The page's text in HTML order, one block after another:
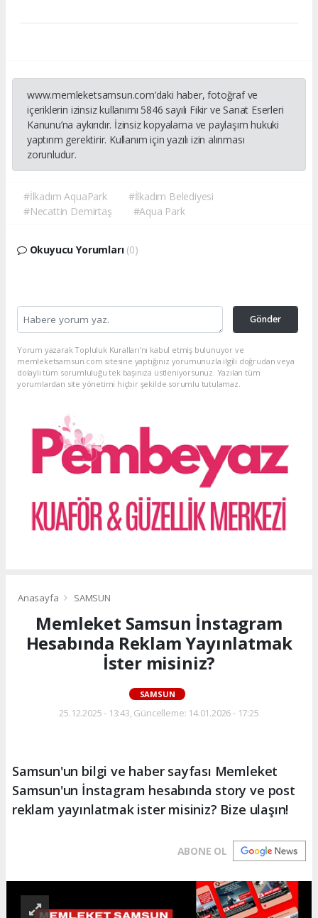
www.memleketsamsun.com’daki haber, fotoğraf ve
içeriklerin izinsiz kullanımı 5846 sayılı Fikir ve Sanat Eserleri
Kanunu’na aykırıdır. İzinsiz kopyalama ve paylaşım hukuki
yaptırım gerektirir. Kullanım için yazılı izin alınması
zorunludur.
#İlkadım AquaPark
#İlkadım Belediyesi
#Necattin Demirtaş
#Aqua Park
Okuyucu Yorumları (0)
Gönder
Yorum yazarak Topluluk Kuralları’nı kabul etmiş bulunuyor ve
memleketsamsun.com sitesine yaptığınız yorumunuzla ilgili doğrudan veya
dolaylı tüm sorumluluğu tek başınıza üstleniyorsunuz. Yazılan tüm
yorumlardan site yönetimi hiçbir şekilde sorumlu tutulamaz.
Anasayfa SAMSUN
Memleket Samsun İnstagram
Hesabında Reklam Yayınlatmak
İster misiniz?
SAMSUN
25.12.2025 - 13:43, Güncelleme: 14.01.2026 - 17:25
Samsun'un bilgi ve haber sayfası Memleket
Samsun'un İnstagram hesabında story ve post
reklam yayınlatmak ister misiniz? Bize ulaşın!
ABONE OL